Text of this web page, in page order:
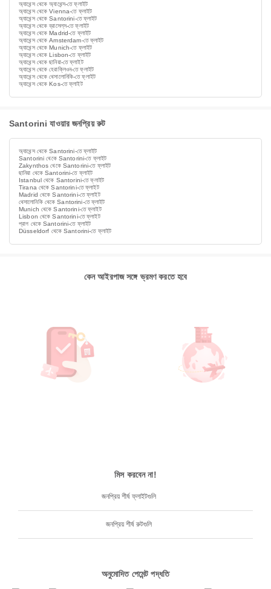
অ্যাথেন্স থেকে অ্যাথেন্স-তে ফ্লাইট
অ্যাথেন্স থেকে Vienna-তে ফ্লাইট
অ্যাথেন্স থেকে Santorini-তে ফ্লাইট
অ্যাথেন্স থেকে ব্রাসেল্‌স-তে ফ্লাইট
অ্যাথেন্স থেকে Madrid-তে ফ্লাইট
অ্যাথেন্স থেকে Amsterdam-তে ফ্লাইট
অ্যাথেন্স থেকে Munich-তে ফ্লাইট
অ্যাথেন্স থেকে Lisbon-তে ফ্লাইট
অ্যাথেন্স থেকে ছানিয়া-তে ফ্লাইট
অ্যাথেন্স থেকে হেরাক্লিওন-তে ফ্লাইট
অ্যাথেন্স থেকে থেসালোনিকি-তে ফ্লাইট
অ্যাথেন্স থেকে Kos-তে ফ্লাইট
Santorini যাওয়ার জনপ্রিয় রুট
অ্যাথেন্স থেকে Santorini-তে ফ্লাইট
Santorini থেকে Santorini-তে ফ্লাইট
Zakynthos থেকে Santorini-তে ফ্লাইট
ছানিয়া থেকে Santorini-তে ফ্লাইট
Istanbul থেকে Santorini-তে ফ্লাইট
Tirana থেকে Santorini-তে ফ্লাইট
Madrid থেকে Santorini-তে ফ্লাইট
থেসালোনিকি থেকে Santorini-তে ফ্লাইট
Munich থেকে Santorini-তে ফ্লাইট
Lisbon থেকে Santorini-তে ফ্লাইট
প্রাগ থেকে Santorini-তে ফ্লাইট
Düsseldorf থেকে Santorini-তে ফ্লাইট
কেন আইরপাজ সঙ্গে ভ্রমণ করতে হবে
মিস করবেন না!
জনপ্রিয় শীর্ষ ফ্লাইটগুলি
জনপ্রিয় শীর্ষ রুটগুলি
অনুমোদিত পেমেন্ট পদ্ধতি